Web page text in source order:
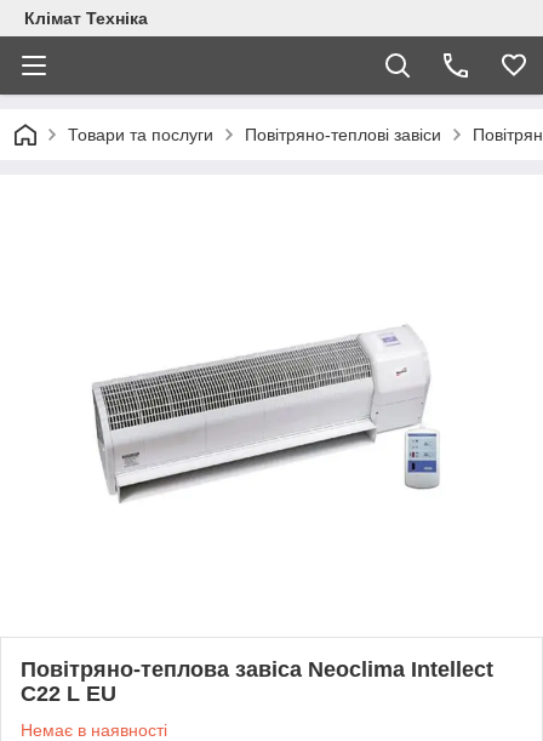
Клімат Техніка
Товари та послуги Повітряно-теплові завіси
Повітряно-теплова завіса Neoclima Intellect
C22 L EU
Немає в наявності